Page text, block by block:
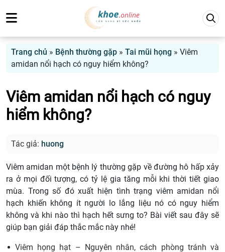
Trang chủ » Bệnh thường gặp » Tai mũi họng » Viêm
amidan nổi hạch có nguy hiểm không?
Viêm amidan nổi hạch có nguy
hiểm không?
Tác giả: huong
Viêm amidan một bệnh lý thường gặp về đường hô hấp xảy
ra ở mọi đối tượng, có tỷ lệ gia tăng mỗi khi thời tiết giao
mùa. Trong số đó xuất hiện tình trạng viêm amidan nổi
hạch khiến không ít người lo lắng liệu nó có nguy hiểm
không và khi nào thì hạch hết sưng to? Bài viết sau đây sẽ
giúp bạn giải đáp thắc mắc này nhé!
Viêm họng hạt – Nguyên nhân, cách phòng tránh và